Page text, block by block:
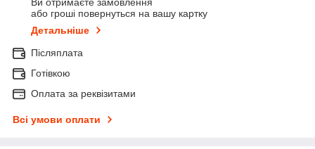
Ви отримаєте замовлення
або гроші повернуться на вашу картку
Детальніше
Післяплата
Готівкою
Оплата за реквізитами
Всі умови оплати